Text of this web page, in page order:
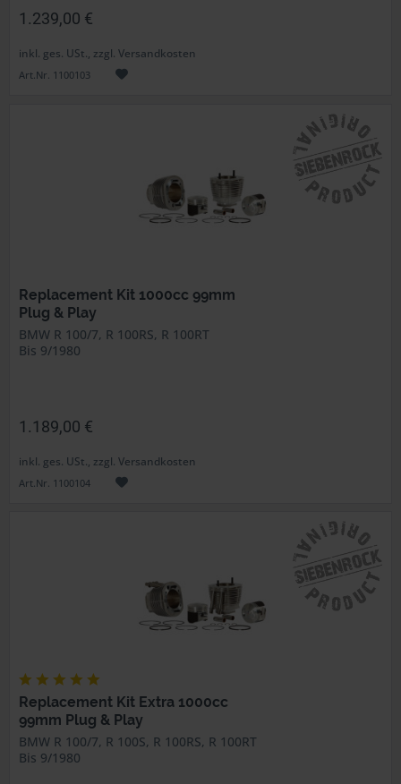
1.239,00 €
inkl. ges. USt., zzgl. Versandkosten
Art.Nr. 1100103
Replacement Kit 1000cc 99mm
Plug & Play
BMW R 100/7, R 100RS, R 100RT
Bis 9/1980
1.189,00 €
inkl. ges. USt., zzgl. Versandkosten
Art.Nr. 1100104
Replacement Kit Extra 1000cc
99mm Plug & Play
BMW R 100/7, R 100S, R 100RS, R 100RT
Bis 9/1980